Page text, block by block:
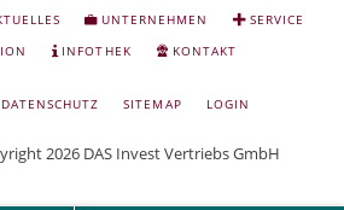
Anlage
und
UNTERNEHMEN
SERVICE
INFOTHEK KONTAKT
DATENSCHUTZ SITEMAP LOGIN
2026 DAS Invest Vertriebs GmbH